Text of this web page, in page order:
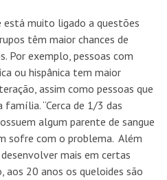
está muito ligado a questões
têm maior chances de
Por exemplo, pessoas com
ou hispânica tem maior
assim como pessoas que
“Cerca de 1/3 das
algum parente de sangue
sofre com o problema. Além
mais em certas
aos 20 anos os queloides são